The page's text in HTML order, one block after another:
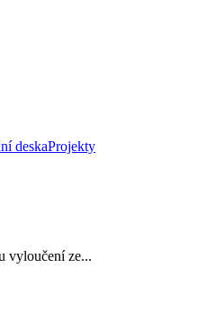
deskaProjekty
vyloučení ze...